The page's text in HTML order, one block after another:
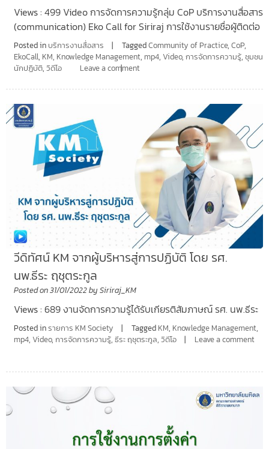
Views : 499 Video การจัดการความรู้กลุ่ม CoP บริการงานสื่อสาร
(communication) Eko Call for Siriraj การใช้งานรายชื่อผู้ติดต่อ
Posted in บริการงานสื่อสาร TaggedCommunity of Practice, CoP,
EkoCall, KM, Knowledge Management, mp4, Video, การจัดการความรู้, ชุมชน
นักปฏิบัติ, วิดีโอ Leave a comment
วีดิทัศน์ KM จากผู้บริหารสู่การปฏิบัติ โดย รศ.
นพ.ธีระ ฤชุตระกูล
Posted on31/01/2022by Siriraj_KM
Views : 689 งานจัดการความรู้ได้รับเกียรติสัมภาษณ์ รศ. นพ.ธีระ
Posted inรายการ KM Society Tagged KM, Knowledge Management,
mp4, Video, การจัดการความรู้, ธีระ ฤชุตระกูล, วิดีโอ Leave a comment